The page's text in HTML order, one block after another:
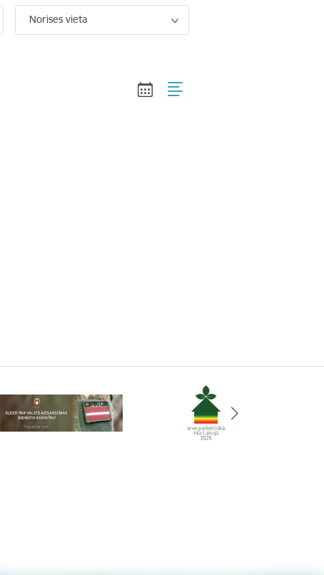
Norises vieta